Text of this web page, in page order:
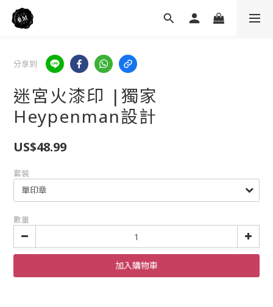
分享到
迷宮火漆印 |獨家
Heypenman設計
US$48.99
套裝
數量
加入購物車